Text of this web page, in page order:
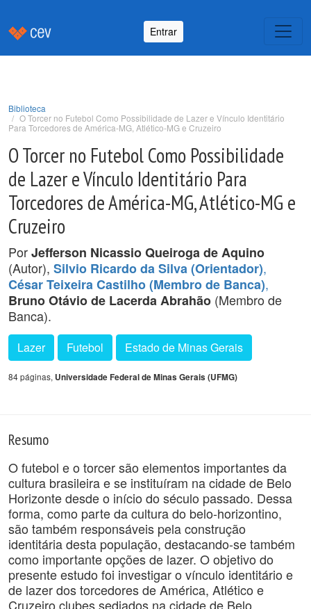
Entrar
Biblioteca
O Torcer no Futebol Como Possibilidade de Lazer e Vínculo Identitário
Para Torcedores de América-MG, Atlético-MG e Cruzeiro
O Torcer no Futebol Como Possibilidade
de Lazer e Vínculo Identitário Para
Torcedores de América-MG, Atlético-MG e
Cruzeiro
PorJefferson Nicassio Queiroga de Aquino
(Autor), Silvio Ricardo da Silva (Orientador),
César Teixeira Castilho (Membro de Banca),
Bruno Otávio de Lacerda Abrahão (Membro de
Banca).
Lazer Futebol Estado de Minas Gerais
84 páginas, Universidade Federal de Minas Gerais (UFMG)
Resumo
O futebol e o torcer são elementos importantes da
cultura brasileira e se instituíram na cidade de Belo
Horizonte desde o início do século passado. Dessa
forma, como parte da cultura do belo-horizontino,
são também responsáveis pela construção
identitária desta população, destacando-se também
como importante opções de lazer. O objetivo do
presente estudo foi investigar o vínculo identitário e
de lazer dos torcedores de América, Atlético e
Cruzeiro clubes sediados na cidade de Belo